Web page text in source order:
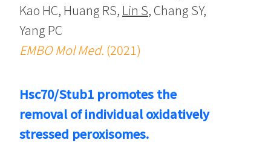
Kao HC, Huang RS, Lin S, Chang SY,
Yang PC
EMBO Mol Med. (2021)
Hsc70/Stub1 promotes the
removal of individual oxidatively
stressed peroxisomes.